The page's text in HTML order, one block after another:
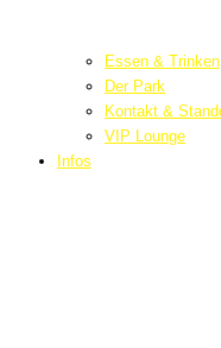
Essen & Trinken
Der Park
Kontakt &
VIP Lounge
Infos